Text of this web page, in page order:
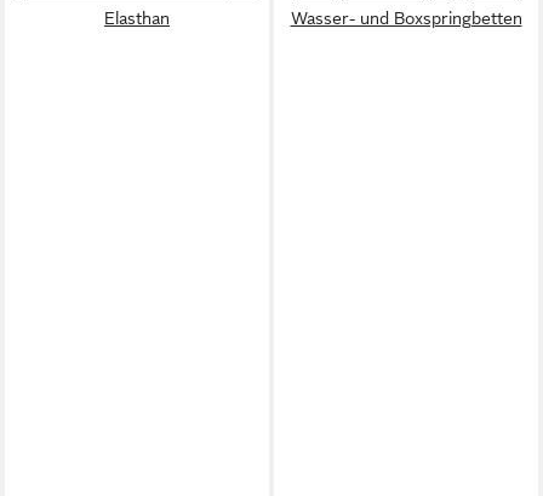
Elasthan
Wasser- und Boxspringbetten